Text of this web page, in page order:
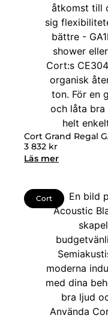
Cort Grand Regal
3 832 kr
Läs mer
Cort